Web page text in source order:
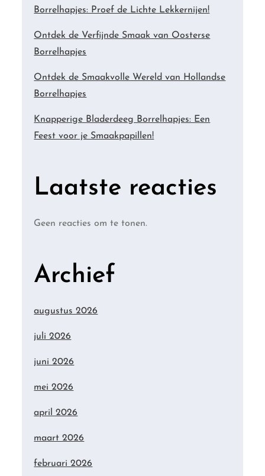
Borrelhapjes: Proef de Lichte Lekkernijen!
Ontdek de Verfijnde Smaak van Oosterse
Borrelhapjes
Ontdek de Smaakvolle Wereld van Hollandse
Borrelhapjes
Knapperige Bladerdeeg Borrelhapjes: Een
Feest voor je Smaakpapillen!
Laatste reacties
Geen reacties om te tonen.
Archief
augustus 2026
juli 2026
juni 2026
mei 2026
april 2026
maart 2026
februari 2026